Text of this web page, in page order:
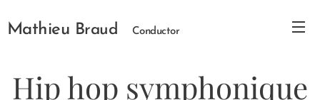
Mathieu Braud Conductor
Hip hop symphonique